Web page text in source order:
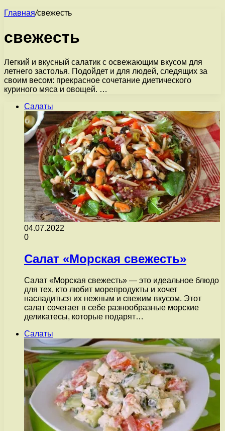
Главная/свежесть
свежесть
Легкий и вкусный салатик с освежающим вкусом для
летнего застолья. Подойдет и для людей, следящих за
своим весом: прекрасное сочетание диетического
куриного мяса и овощей. …
Салаты
04.07.2022
0
Салат «Морская свежесть»
Салат «Морская свежесть» — это идеальное блюдо
для тех, кто любит морепродукты и хочет
насладиться их нежным и свежим вкусом. Этот
салат сочетает в себе разнообразные морские
деликатесы, которые подарят…
Салаты